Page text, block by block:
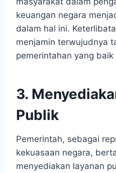
keuangan negara
dalam hal ini.
menjamin terwujudnya
pemerintahan yang
3.
Publik
Pemerintah, sebagai
kekuasaan negara,
menyediakan layanan